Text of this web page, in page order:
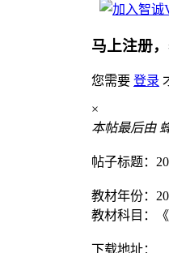
马上注册
您需要 登录
×
本帖最后由
帖子标题：
教材年份：
教材科目：
下载地址：